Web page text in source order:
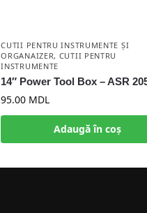
CUTII PENTRU INSTRUMENTE ȘI
ORGANAIZER, CUTII PENTRU
INSTRUMENTE
14″ Power Tool Box – ASR
95.00 MDL
Adaugă în coș